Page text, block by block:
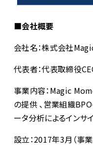
■会社概要
会社名：株式会社
代表者：代表取締役
事業内容：Magic
の提供 、営業組織
ータ分析によるインサ
設立：2017年3月（事